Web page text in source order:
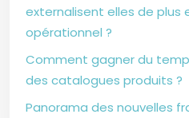
externalisent elles de plus
opérationnel ?
Comment gagner du
des catalogues produits ?
Panorama des nouvelles